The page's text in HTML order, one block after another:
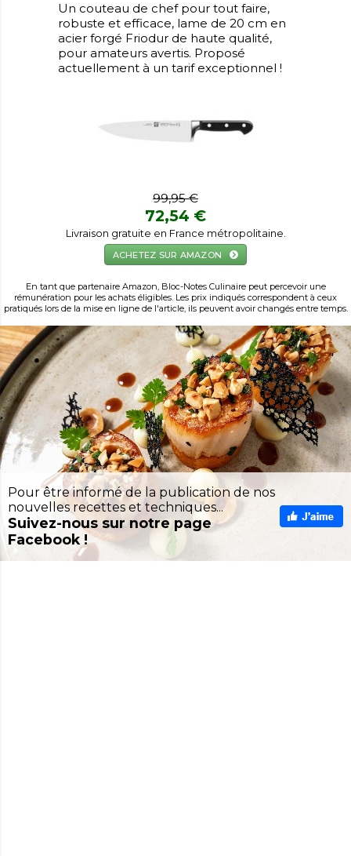
Un couteau de chef pour tout faire,
robuste et efficace, lame de 20 cm en
acier forgé Friodur de haute qualité,
pour amateurs avertis. Proposé
actuellement à un tarif exceptionnel !
99,95 €
72,54 €
Livraison gratuite en France métropolitaine.
ACHETEZ SUR AMAZON
En tant que partenaire Amazon, Bloc-Notes Culinaire peut percevoir une
rémunération pour les achats éligibles. Les prix indiqués correspondent à ceux
pratiqués lors de la mise en ligne de l'article, ils peuvent avoir changés entre temps.
Pour être informé de la publication de nos
nouvelles recettes et techniques...
Suivez-nous sur notre page
Facebook !